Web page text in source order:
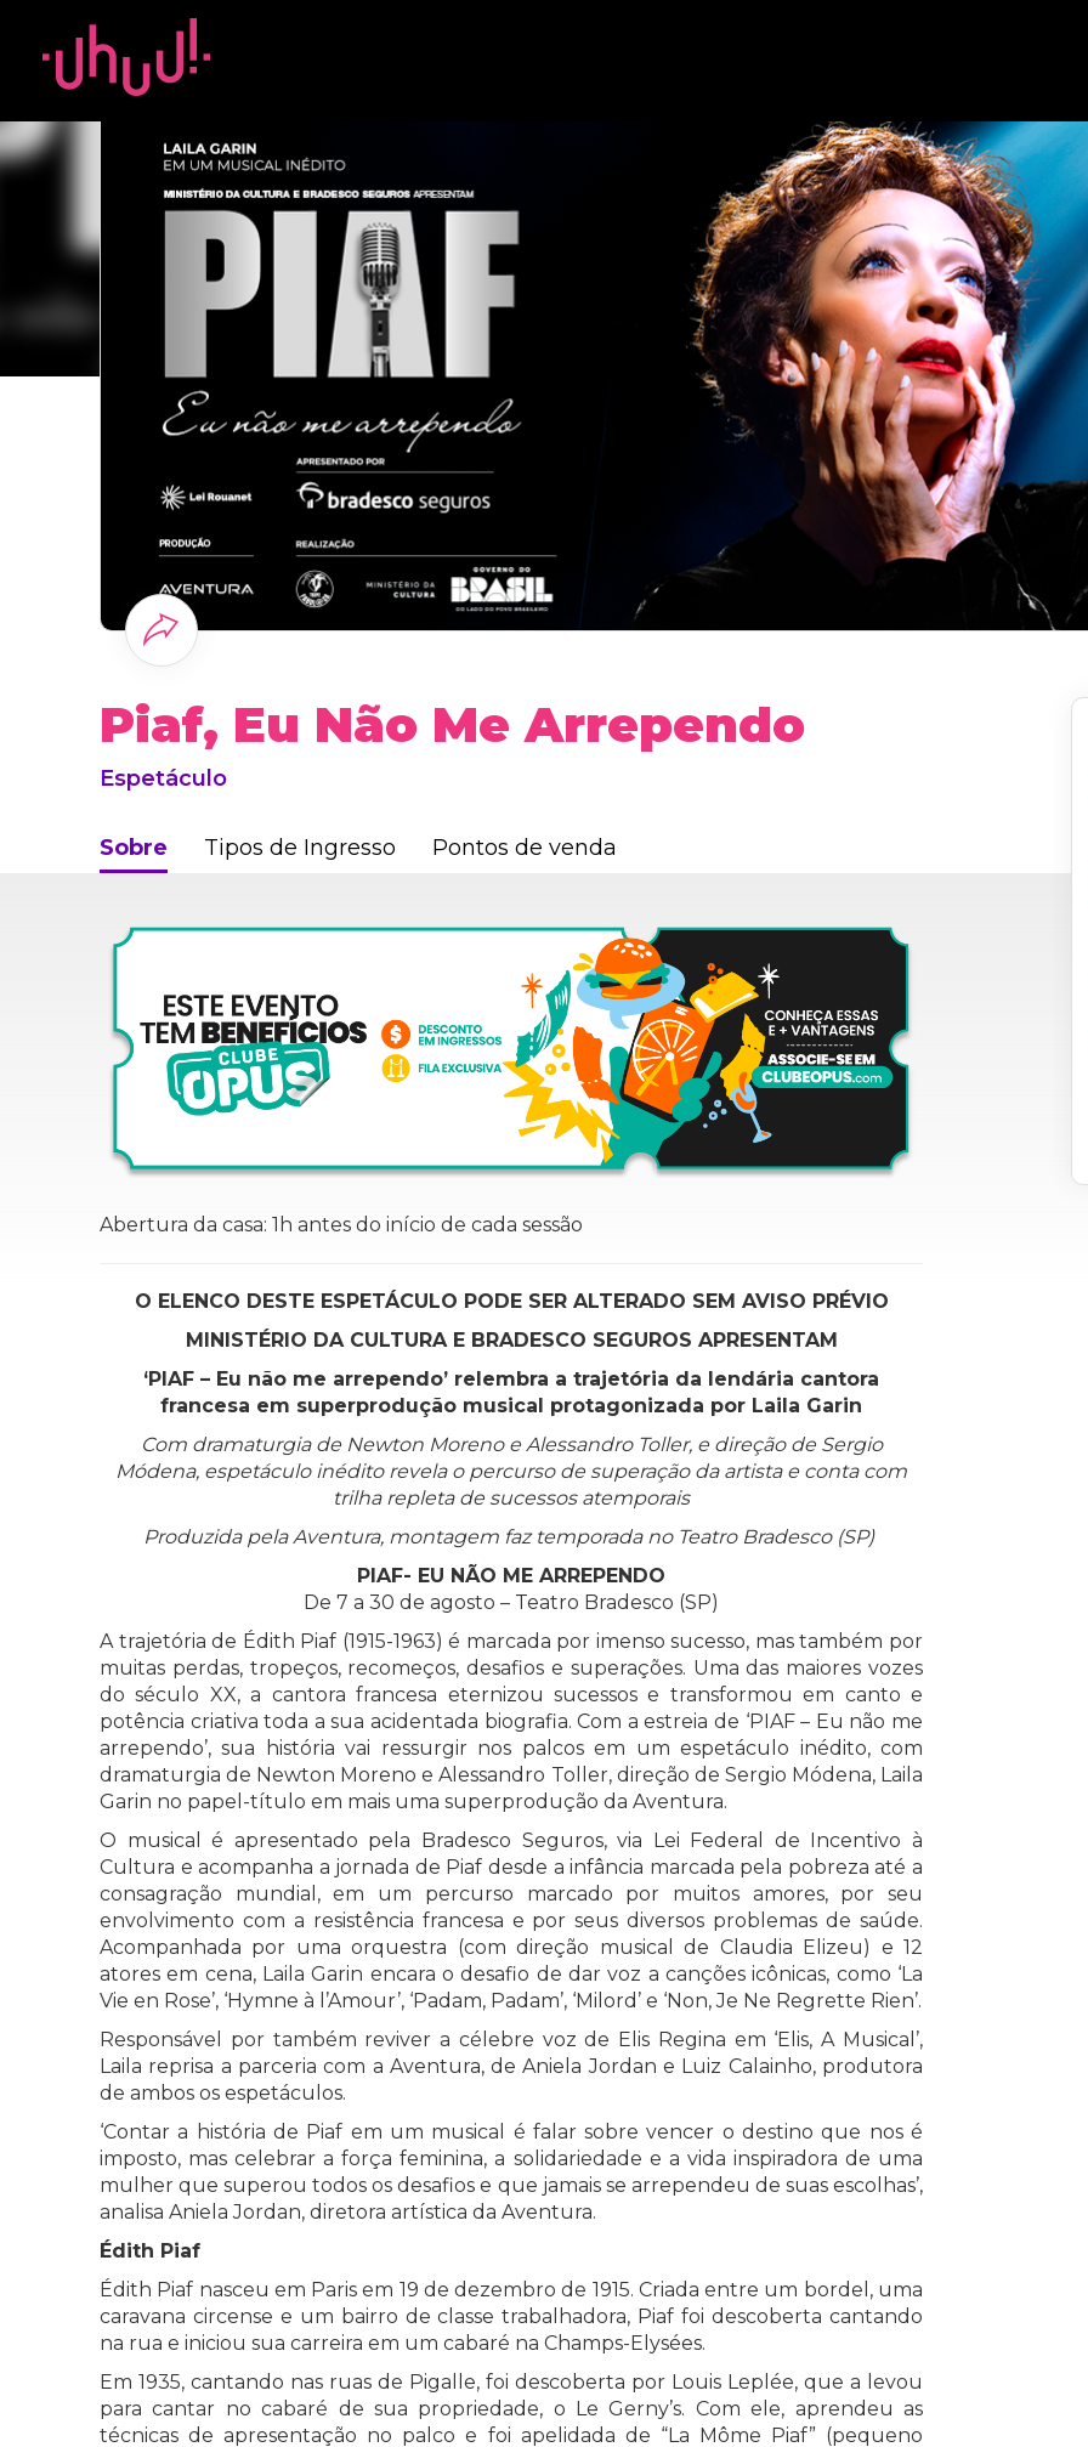
Piaf, Eu Não Me Arrependo
Espetáculo
Sobre Tipos de Ingresso Pontos de venda
Abertura da casa: 1h antes do início de cada sessão
O ELENCO DESTE ESPETÁCULO PODE SER ALTERADO SEM AVISO PRÉVIO
MINISTÉRIO DA CULTURA E BRADESCO SEGUROS APRESENTAM
‘PIAF – Eu não me arrependo’ relembra a trajetória da lendária cantora
francesa em superprodução musical protagonizada por Laila Garin
Com dramaturgia de Newton Moreno e Alessandro Toller, e direção de Sergio
Módena, espetáculo inédito revela o percurso de superação da artista e conta com
trilha repleta de sucessos atemporais
Produzida pela Aventura, montagem faz temporada no Teatro Bradesco (SP)
PIAF- EU NÃO ME ARREPENDO
De 7 a 30 de agosto – Teatro Bradesco (SP)
A trajetória de Édith Piaf (1915-1963) é marcada por imenso sucesso, mas também por
muitas perdas, tropeços, recomeços, desafios e superações. Uma das maiores vozes
do século XX, a cantora francesa eternizou sucessos e transformou em canto e
potência criativa toda a sua acidentada biografia. Com a estreia de ‘PIAF – Eu não me
arrependo’, sua história vai ressurgir nos palcos em um espetáculo inédito, com
dramaturgia de Newton Moreno e Alessandro Toller, direção de Sergio Módena, Laila
Garin no papel-título em mais uma superprodução da Aventura.
O musical é apresentado pela Bradesco Seguros, via Lei Federal de Incentivo à
Cultura e acompanha a jornada de Piaf desde a infância marcada pela pobreza até a
consagração mundial, em um percurso marcado por muitos amores, por seu
envolvimento com a resistência francesa e por seus diversos problemas de saúde.
Acompanhada por uma orquestra (com direção musical de Claudia Elizeu) e 12
atores em cena, Laila Garin encara o desafio de dar voz a canções icônicas, como ‘La
Vie en Rose’, ‘Hymne à l’Amour’, ‘Padam, Padam’, ‘Milord’ e ‘Non, Je Ne Regrette Rien’.
Responsável por também reviver a célebre voz de Elis Regina em ‘Elis, A Musical’,
Laila reprisa a parceria com a Aventura, de Aniela Jordan e Luiz Calainho, produtora
de ambos os espetáculos.
‘Contar a história de Piaf em um musical é falar sobre vencer o destino que nos é
imposto, mas celebrar a força feminina, a solidariedade e a vida inspiradora de uma
mulher que superou todos os desafios e que jamais se arrependeu de suas escolhas’,
analisa Aniela Jordan, diretora artística da Aventura.
Édith Piaf
Édith Piaf nasceu em Paris em 19 de dezembro de 1915. Criada entre um bordel, uma
caravana circense e um bairro de classe trabalhadora, Piaf foi descoberta cantando
na rua e iniciou sua carreira em um cabaré na Champs-Elysées.
Em 1935, cantando nas ruas de Pigalle, foi descoberta por Louis Leplée, que a levou
para cantar no cabaré de sua propriedade, o Le Gerny’s. Com ele, aprendeu as
técnicas de apresentação no palco e foi apelidada de “La Môme Piaf” (pequeno